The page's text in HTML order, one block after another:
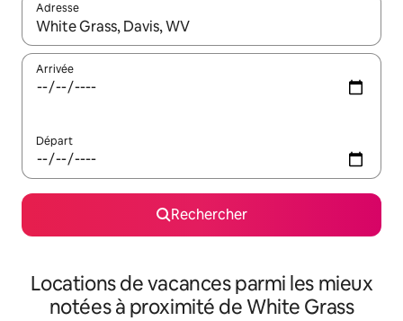
Adresse
Lorsque les résultats s'affichent, utilisez les flèches vers le
Arrivée
Départ
Rechercher
Locations de vacances parmi les mieux
notées à proximité de White Grass